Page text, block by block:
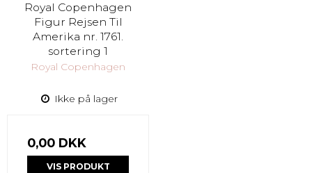
Royal Copenhagen
Figur Rejsen Til
Amerika nr. 1761.
sortering 1
Royal Copenhagen
Ikke på lager
0,00 DKK
VIS PRODUKT